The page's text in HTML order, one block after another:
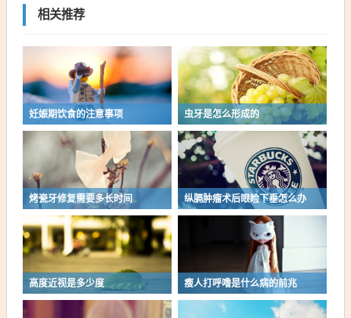
相关推荐
妊娠期饮食的注意事项 虫牙是怎么形成的
烤瓷牙修复需要多长时间 纵膈肿瘤术后眼睑下垂怎么办
高度近视是多少度 瘦人打呼噜是什么病的前兆